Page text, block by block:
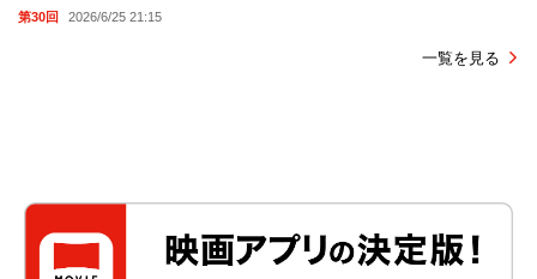
第30回 2026/6/25 21:15
一覧を見る